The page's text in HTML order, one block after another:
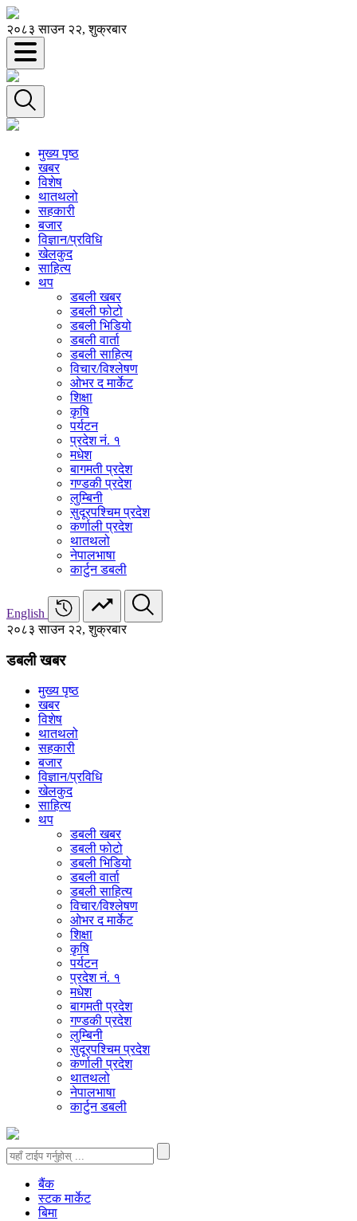
२०८३ साउन २२, शुक्रबार
मुख्य पृष्ठ
खबर
विशेष
थातथलो
सहकारी
बजार
विज्ञान/प्रविधि
खेलकुद
साहित्य
थप
डबली खबर
डबली फोटो
डबली भिडियो
डबली वार्ता
डबली साहित्य
विचार/विश्‍लेषण
ओभर द मार्केट
शिक्षा
कृषि
पर्यटन
प्रदेश नं. १
मधेश
बागमती प्रदेश
गण्डकी प्रदेश
लुम्बिनी
सुदूरपश्चिम प्रदेश
कर्णाली प्रदेश
थातथलो
नेपालभाषा
कार्टुन डबली
English
२०८३ साउन २२, शुक्रबार
डबली खबर
मुख्य पृष्ठ
खबर
विशेष
थातथलो
सहकारी
बजार
विज्ञान/प्रविधि
खेलकुद
साहित्य
थप
डबली खबर
डबली फोटो
डबली भिडियो
डबली वार्ता
डबली साहित्य
विचार/विश्‍लेषण
ओभर द मार्केट
शिक्षा
कृषि
पर्यटन
प्रदेश नं. १
मधेश
बागमती प्रदेश
गण्डकी प्रदेश
लुम्बिनी
सुदूरपश्चिम प्रदेश
कर्णाली प्रदेश
थातथलो
नेपालभाषा
कार्टुन डबली
बैंक
स्टक मार्केट
बिमा